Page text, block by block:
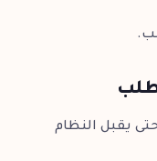
طلب
يقبل النظام